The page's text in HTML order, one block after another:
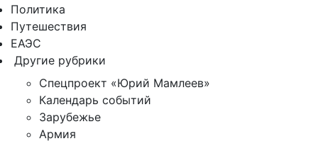
Политика
Путешествия
ЕАЭС
Другие рубрики
Спецпроект «Юрий Мамлеев»
Календарь событий
Зарубежье
Армия